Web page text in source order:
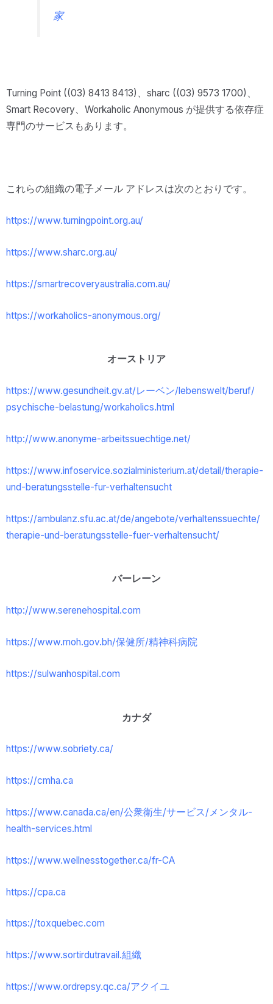
家
Turning Point ((03) 8413 8413)、sharc ((03) 9573 1700)、
Smart Recovery、Workaholic Anonymous が提供する依存症
専門のサービスもあります。
これらの組織の電子メール アドレスは次のとおりです。
https://www.turningpoint.org.au/
https://www.sharc.org.au/
https://smartrecoveryaustralia.com.au/
https://workaholics-anonymous.org/
オーストリア
https://www.gesundheit.gv.at/レーベン/lebenswelt/beruf/
psychische-belastung/workaholics.html
http://www.anonyme-arbeitssuechtige.net/
https://www.infoservice.sozialministerium.at/detail/therapie-
und-beratungsstelle-fur-verhaltensucht
https://ambulanz.sfu.ac.at/de/angebote/verhaltenssuechte/
therapie-und-beratungsstelle-fuer-verhaltensucht/
バーレーン
http://www.serenehospital.com
https://www.moh.gov.bh/保健所/精神科病院
https://sulwanhospital.com
カナダ
https://www.sobriety.ca/
https://cmha.ca
https://www.canada.ca/en/公衆衛生/サービス/メンタル-
health-services.html
https://www.wellnesstogether.ca/fr-CA
https://cpa.ca
https://toxquebec.com
https://www.sortirdutravail.組織
https://www.ordrepsy.qc.ca/アクイユ